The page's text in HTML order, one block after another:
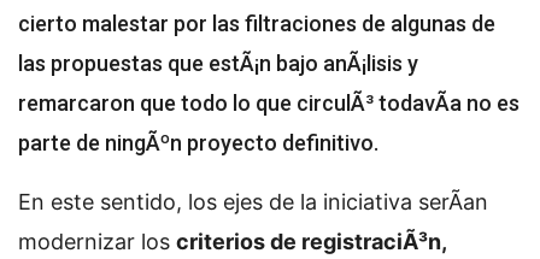
cierto malestar por las filtraciones de algunas de
las propuestas que estÃ¡n bajo anÃ¡lisis y
remarcaron que todo lo que circulÃ³ todavÃ­a no es
parte de ningÃºn proyecto definitivo.
En este sentido, los ejes de la iniciativa serÃ­an
modernizar los criterios de registraciÃ³n,